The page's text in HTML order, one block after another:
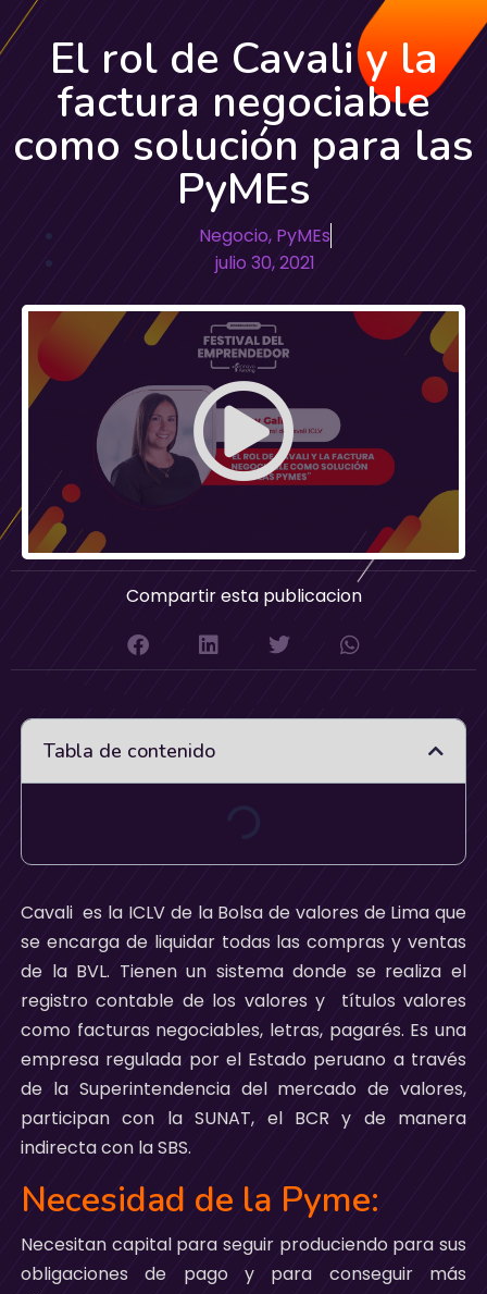
El rol de Cavali y la
factura negociable
como solución para las
PyMEs
Negocio, PyMEs
julio 30, 2021
Compartir esta publicacion
Tabla de contenido
Cavali es la ICLV de la Bolsa de valores de Lima que
se encarga de liquidar todas las compras y ventas
de la BVL. Tienen un sistema donde se realiza el
registro contable de los valores y títulos valores
como facturas negociables, letras, pagarés. Es una
empresa regulada por el Estado peruano a través
de la Superintendencia del mercado de valores,
participan con la SUNAT, el BCR y de manera
indirecta con la SBS.
Necesidad de la Pyme:
Necesitan capital para seguir produciendo para sus
obligaciones de pago y para conseguir más